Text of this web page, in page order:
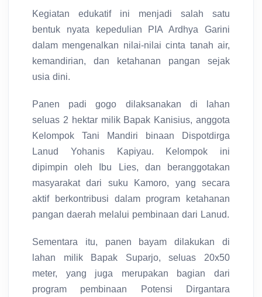
Kegiatan edukatif ini menjadi salah satu
bentuk nyata kepedulian PIA Ardhya Garini
dalam mengenalkan nilai-nilai cinta tanah air,
kemandirian, dan ketahanan pangan sejak
usia dini.
Panen padi gogo dilaksanakan di lahan
seluas 2 hektar milik Bapak Kanisius, anggota
Kelompok Tani Mandiri binaan Dispotdirga
Lanud Yohanis Kapiyau. Kelompok ini
dipimpin oleh Ibu Lies, dan beranggotakan
masyarakat dari suku Kamoro, yang secara
aktif berkontribusi dalam program ketahanan
pangan daerah melalui pembinaan dari Lanud.
Sementara itu, panen bayam dilakukan di
lahan milik Bapak Suparjo, seluas 20x50
meter, yang juga merupakan bagian dari
program pembinaan Potensi Dirgantara